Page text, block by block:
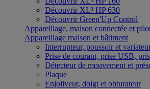
Découvrir XL³ HP 630
Découvrir Green'Up Control
Appareillage, maison connectée et
Appareillage maison et bâtiment
Interrupteur, poussoir et
Prise de courant, prise USB,
Détecteur de mouvement et
Plaque
Enjoliveur, doigt et obturateur